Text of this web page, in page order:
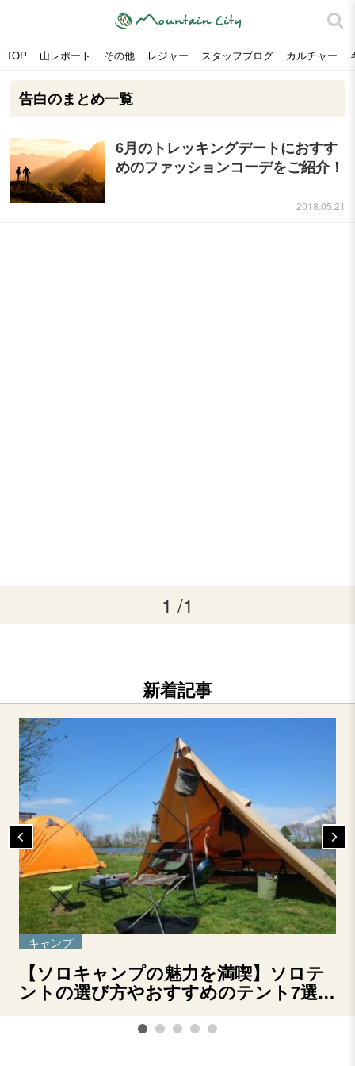
TOP 山レポート その他 レジャー スタッフブログ カルチャー
告白のまとめ一覧
6月のトレッキングデートにおすす
めのファッションコーデをご紹介！
2018.05.21
1 /1
新着記事
キャンプ
【ソロキャンプの魅力を満喫】ソロテ
ントの選び方やおすすめのテント7選を